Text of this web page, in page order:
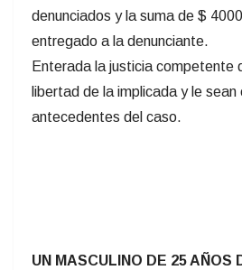
denunciados y la suma de $
entregado a la denunciante.
Enterada la justicia competente
libertad de la implicada y le sean
antecedentes del caso.
UN MASCULINO DE 25 AÑOS